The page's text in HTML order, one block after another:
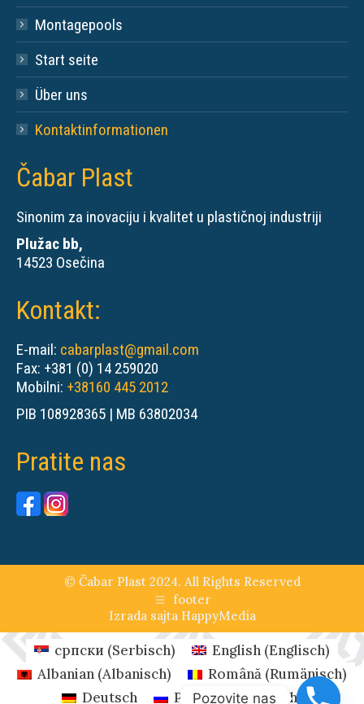
Montagepools
Start seite
Über uns
Kontaktinformationen
Čabar Plast
Sinonim za inovaciju i kvalitet u plastičnoj industriji
Plužac bb,
14523 Osečina
Kontakt:
E-mail: cabarplast@gmail.com
Fax: +381 (0) 14 259020
Mobilni: +38160 445 2012
PIB 108928365 | MB 63802034
Pratite nas
© Čabar Plast 2024. All Rights Reserved
footer
Izrada sajta HappyMedia
српски (Serbisch) English(Englisch)
Albanian (Albanisch) Română(Rumänisch)
Deutsch
Русский(Russisch)
Pozovite nas